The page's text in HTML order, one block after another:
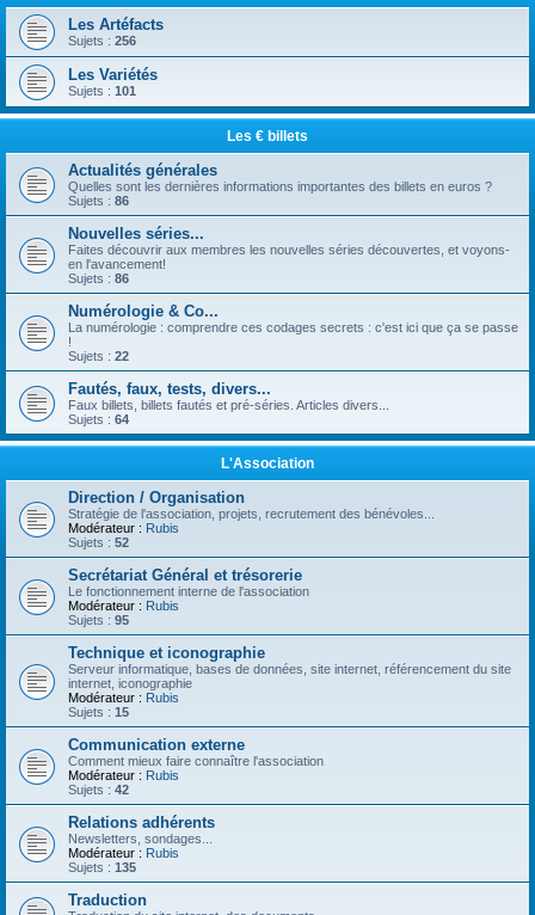
Les Artéfacts
Sujets : 256
Les Variétés
Sujets : 101
Les € billets
Actualités générales
Quelles sont les dernières informations importantes des billets en euros ?
Sujets : 86
Nouvelles séries...
Faites découvrir aux membres les nouvelles séries découvertes, et voyons-
en l'avancement!
Sujets : 86
Numérologie & Co...
La numérologie : comprendre ces codages secrets : c'est ici que ça se passe
!
Sujets : 22
Fautés, faux, tests, divers...
Faux billets, billets fautés et pré-séries. Articles divers...
Sujets : 64
L'Association
Direction / Organisation
Stratégie de l'association, projets, recrutement des bénévoles...
Modérateur : Rubis
Sujets : 52
Secrétariat Général et trésorerie
Le fonctionnement interne de l'association
Modérateur : Rubis
Sujets : 95
Technique et iconographie
Serveur informatique, bases de données, site internet, référencement du site
internet, iconographie
Modérateur : Rubis
Sujets : 15
Communication externe
Comment mieux faire connaître l'association
Modérateur : Rubis
Sujets : 42
Relations adhérents
Newsletters, sondages...
Modérateur : Rubis
Sujets : 135
Traduction